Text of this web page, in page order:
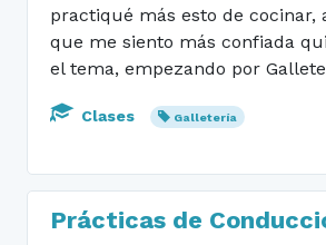
practiqué más esto de cocinar,
que me siento más confiada
el tema, empezando por
Clases Galletería
Prácticas de